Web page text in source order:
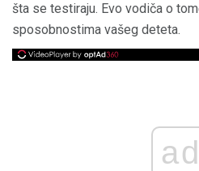
šta se testiraju. Evo vodiča o
sposobnostima vašeg deteta.
ad